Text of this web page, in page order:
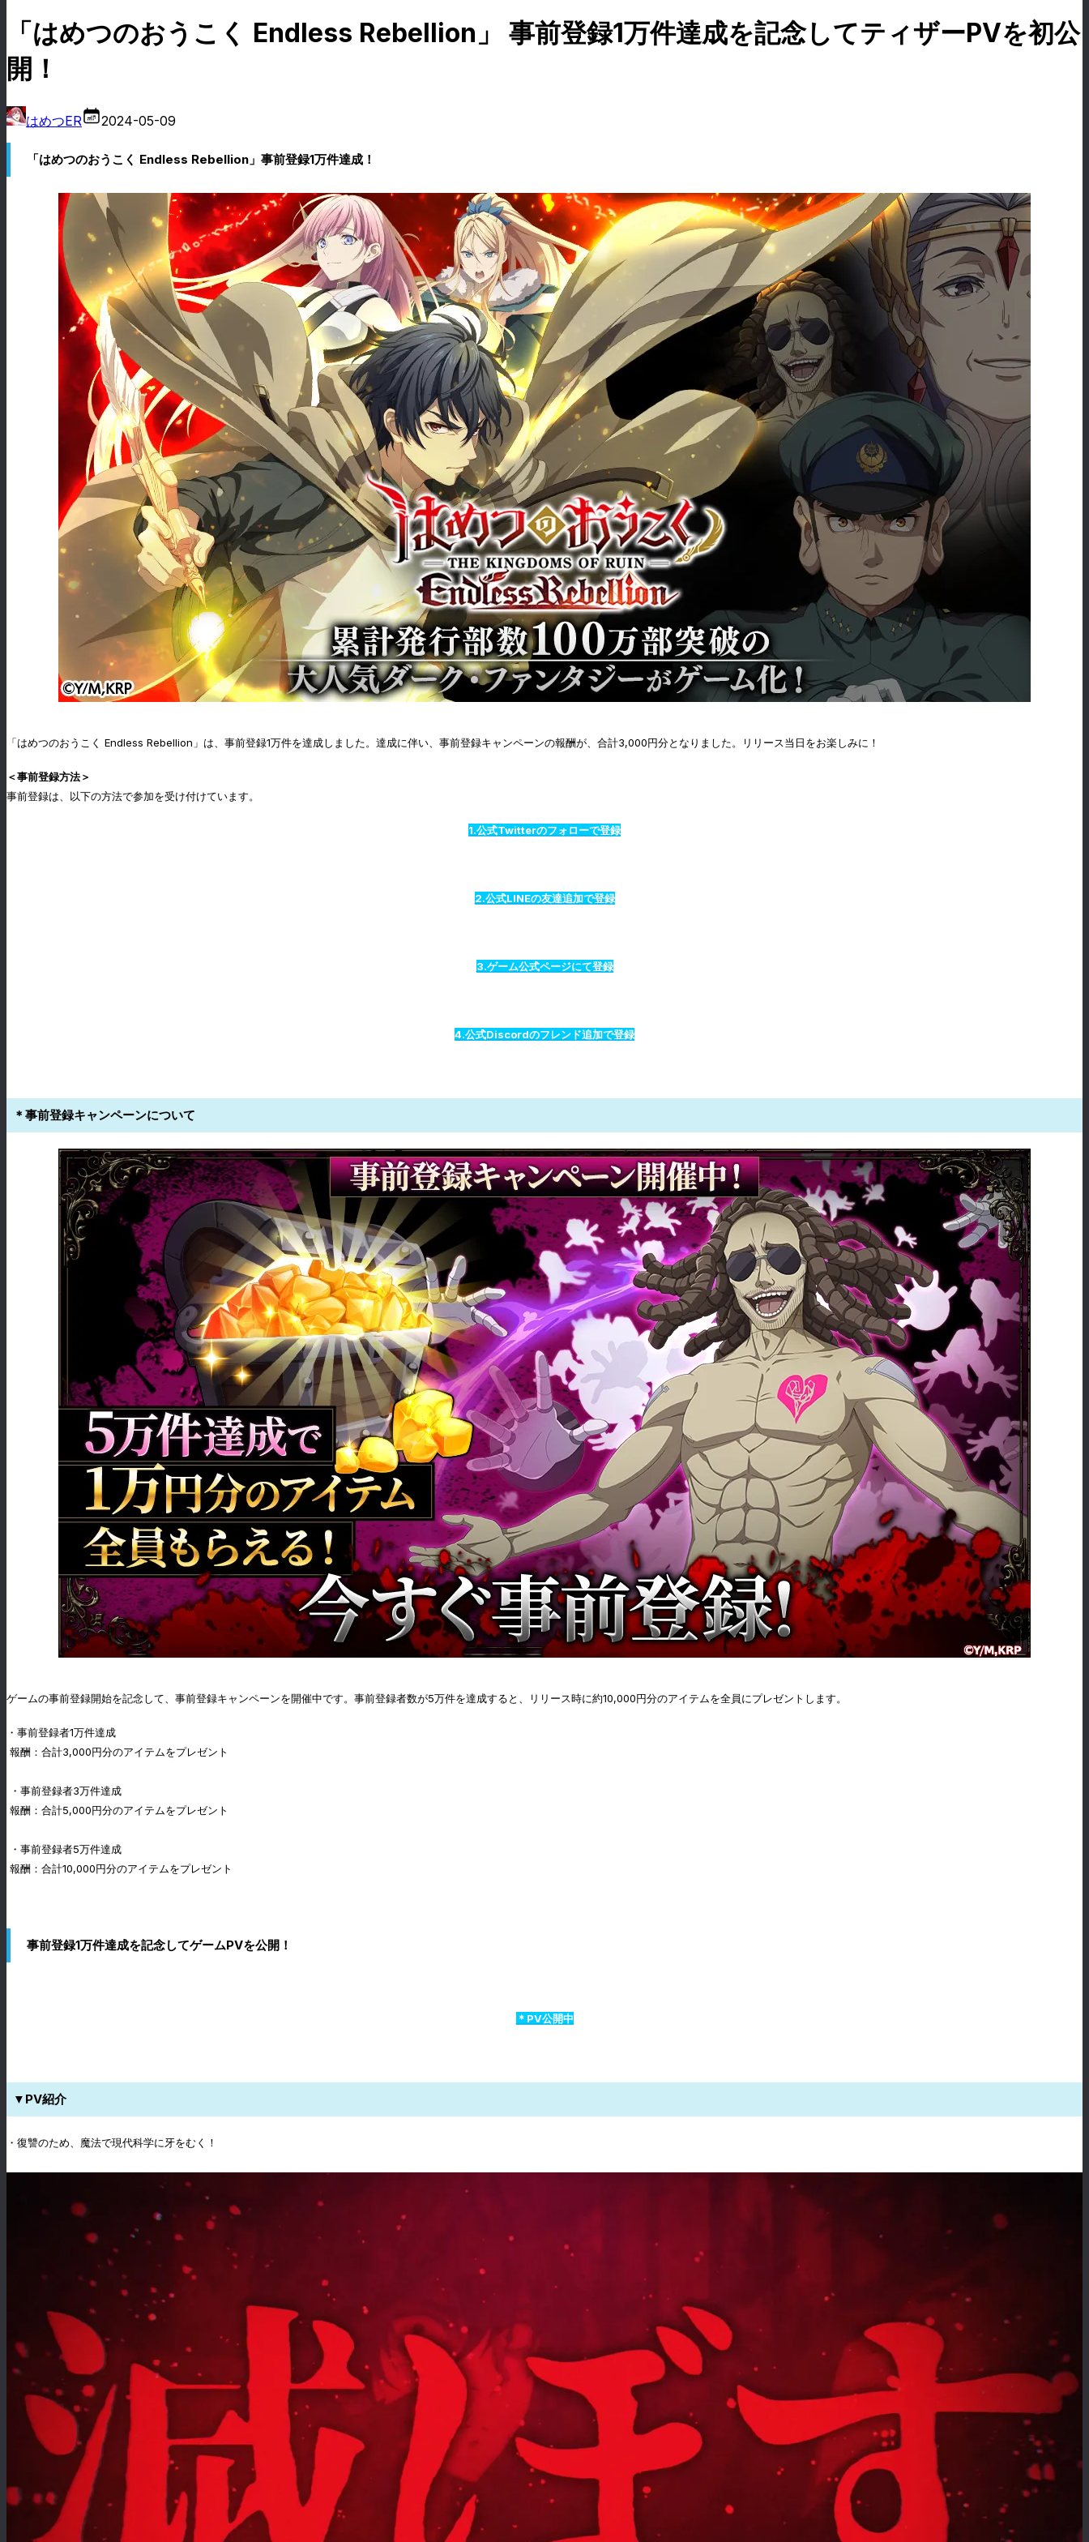
「はめつのおうこく Endless Rebellion」 事前登録1万件達成を記念してティザーPVを初公
開！
はめつER 2024-05-09
「はめつのおうこく Endless Rebellion」事前登録1万件達成！
「はめつのおうこく Endless Rebellion」は、事前登録1万件を達成しました。達成に伴い、事前登録キャンペーンの報酬が、合計3,000円分となりました。リリース当日をお楽しみに！
＜事前登録方法＞
事前登録は、以下の方法で参加を受け付けています。
1.公式Twitterのフォローで登録
2.公式LINEの友達追加で登録
3.ゲーム公式ページにて登録
4.公式Discordのフレンド追加で登録
＊事前登録キャンペーンについて
ゲームの事前登録開始を記念して、事前登録キャンペーンを開催中です。事前登録者数が5万件を達成すると、リリース時に約10,000円分のアイテムを全員にプレゼントします。
・事前登録者1万件達成
報酬：合計3,000円分のアイテムをプレゼント
・事前登録者3万件達成
報酬：合計5,000円分のアイテムをプレゼント
・事前登録者5万件達成
報酬：合計10,000円分のアイテムをプレゼント
事前登録1万件達成を記念してゲームPVを公開！
＊PV公開中
▼PV紹介
・復讐のため、魔法で現代科学に牙をむく！